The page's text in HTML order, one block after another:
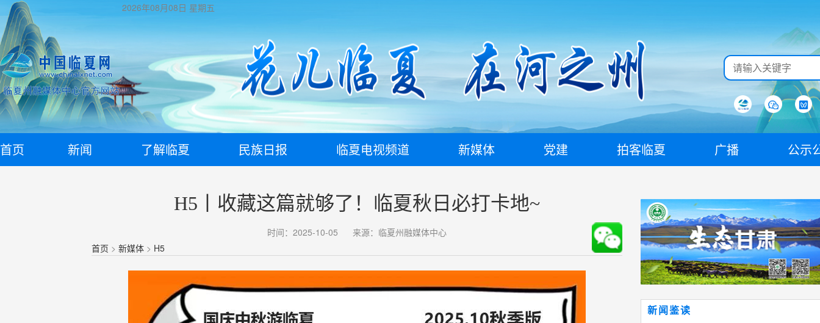
2026年08月08日 星期五
首页 新闻 了解临夏 民族日报 临夏电视频道 新媒体 党建 拍客临夏 广播 公示
H5丨收藏这篇就够了！临夏秋日必打卡地~
时间：2025-10-05
来源：临夏州融媒体中心
首页 > 新媒体 > H5
新闻鉴读